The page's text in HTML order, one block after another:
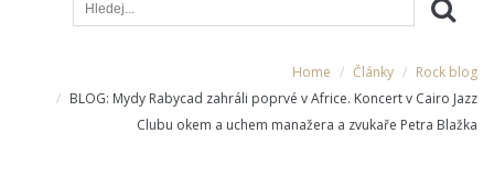
Home Články
Rock blog
BLOG: Mydy Rabycad zahráli poprvé v Africe. Koncert v Cairo Jazz
Clubu okem a uchem manažera a zvukaře Petra Blažka